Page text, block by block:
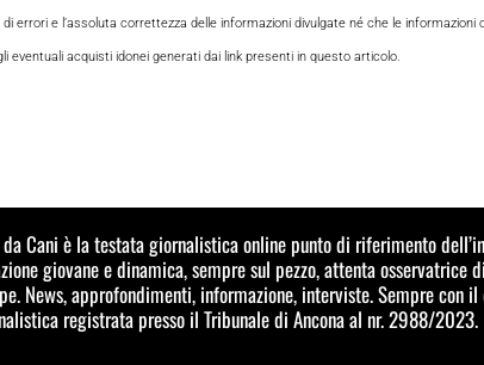
di errori e l’assoluta correttezza delle informazioni divulgate né che le
eventuali acquisti idonei generati dai link presenti in questo articolo.
Cani è la testata giornalistica online punto di riferimento
giovane e dinamica, sempre sul pezzo, attenta
News, approfondimenti, informazione, interviste. Sempre con
registrata presso il Tribunale di Ancona al nr. 2988/